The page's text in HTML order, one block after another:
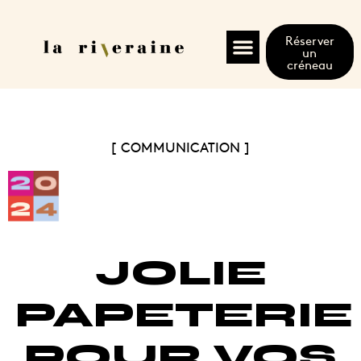
Réserver
un
créneau
[ COMMUNICATION ]
JOLIE
PAPETERIE